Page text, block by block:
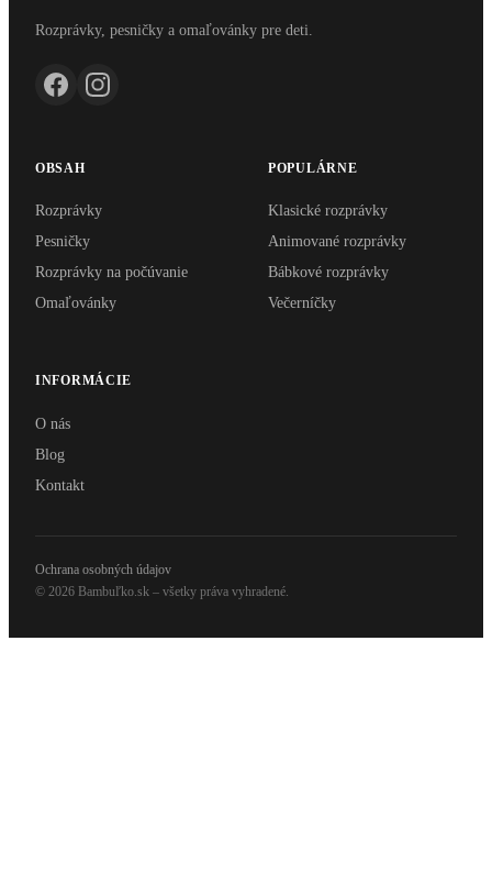
Rozprávky, pesničky a omaľovánky pre deti.
OBSAH
Rozprávky
Pesničky
Rozprávky na počúvanie
Omaľovánky
POPULÁRNE
Klasické rozprávky
Animované rozprávky
Bábkové rozprávky
Večerníčky
INFORMÁCIE
O nás
Blog
Kontakt
© 2026 Bambuľko.sk – všetky práva vyhradené.
Ochrana osobných údajov